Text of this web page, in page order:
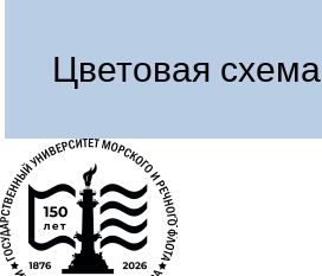
Цветовая схема